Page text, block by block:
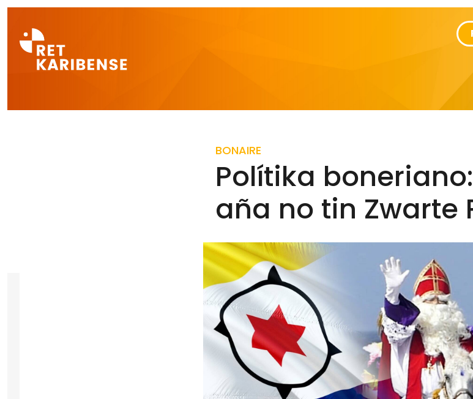
BONAIRE
Polítika boneriano:
aña no tin Zwarte